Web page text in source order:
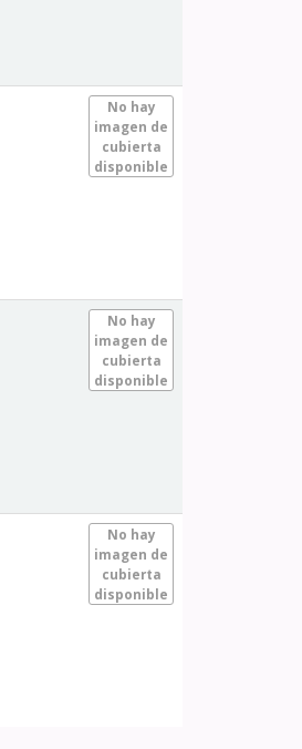
No hay
imagen de
cubierta
disponible
No hay
imagen de
cubierta
disponible
No hay
imagen de
cubierta
disponible